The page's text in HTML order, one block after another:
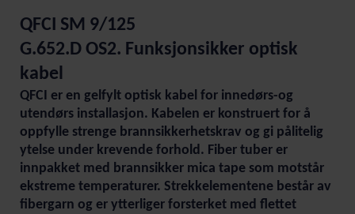
QFCI SM 9/125
G.652.D OS2. Funksjonsikker optisk
kabel
QFCI er en gelfylt optisk kabel for innedørs-og
utendørs installasjon. Kabelen er konstruert for å
oppfylle strenge brannsikkerhetskrav og gi pålitelig
ytelse under krevende forhold. Fiber tuber er
innpakket med brannsikker mica tape som motstår
ekstreme temperaturer. Strekkelementene består av
fibergarn og er ytterliger forsterket med flettet